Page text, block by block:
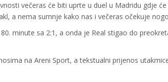
večeras će biti uprte u duel u Madridu gdje
a nema sumnje kako nas i večeras očekuje
minute sa 2:1, a onda je Real stigao do
na Areni Sport, a tekstualni prijenos